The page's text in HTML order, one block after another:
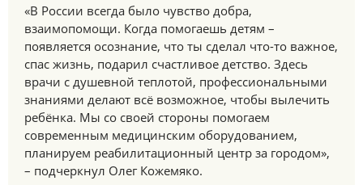
«В России всегда было чувство добра,
взаимопомощи. Когда помогаешь детям –
появляется осознание, что ты сделал что-то важное,
спас жизнь, подарил счастливое детство. Здесь
врачи с душевной теплотой, профессиональными
знаниями делают всё возможное, чтобы вылечить
ребёнка. Мы со своей стороны помогаем
современным медицинским оборудованием,
планируем реабилитационный центр за городом»,
– подчеркнул Олег Кожемяко.